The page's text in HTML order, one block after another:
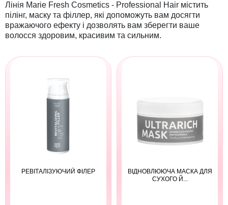
Лінія Marie Fresh Cosmetics - Professional Hair містить
пілінг, маску та філлер, які допоможуть вам досягти
вражаючого ефекту і дозволять вам зберегти ваше
волосся здоровим, красивим та сильним.
РЕВІТАЛІЗУЮЧИЙ ФІЛЕР
ВІДНОВЛЮЮЧА МАСКА ДЛЯ
СУХОГО Й...